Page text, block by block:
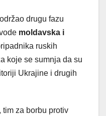
drugu fazu
moldavska i
ruskih
koje se sumnja da su
Ukrajine i drugih
tim za borbu protiv